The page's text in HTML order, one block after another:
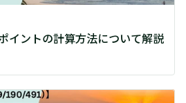
イントの計算方法について解説